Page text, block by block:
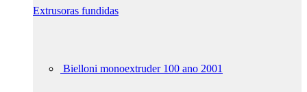
Extrusoras fundidas
Bielloni monoextruder 100 ano 2001